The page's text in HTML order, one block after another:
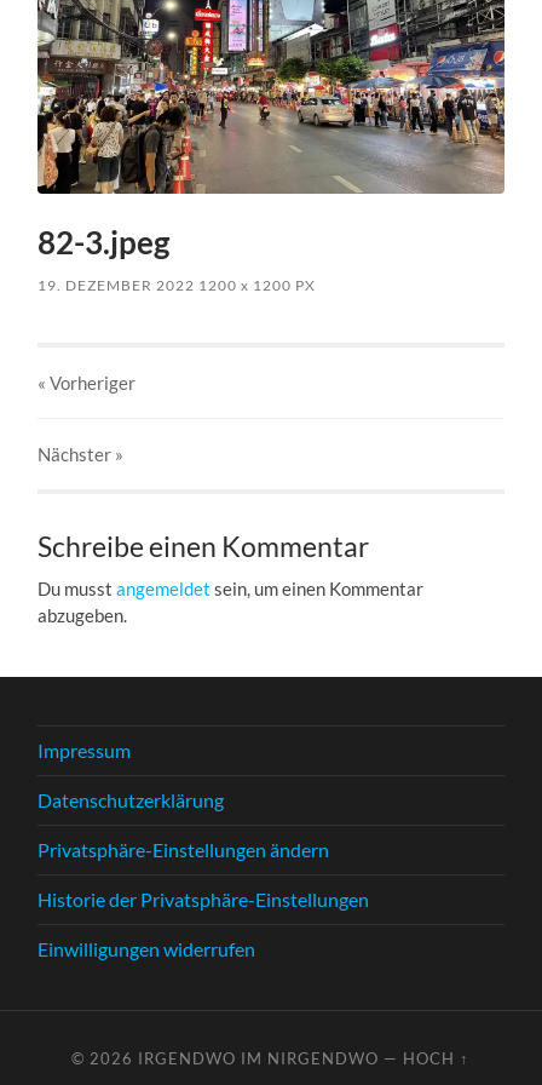
82-3.jpeg
19. DEZEMBER 2022 1200x 1200 PX
« Vorheriger
Nächster »
Schreibe einen Kommentar
Du musstangemeldet sein, um einen Kommentar
abzugeben.
Impressum
Datenschutzerklärung
Privatsphäre-Einstellungen ändern
Historie der Privatsphäre-Einstellungen
Einwilligungen widerrufen
© 2026 IRGENDWO IM NIRGENDWO — HOCH ↑